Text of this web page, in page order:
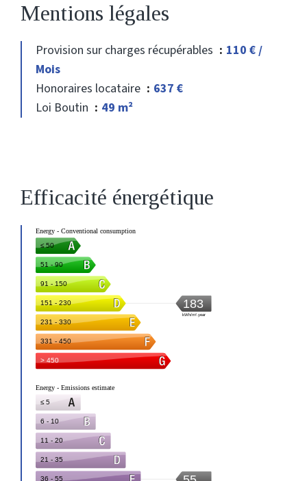
Mentions légales
Provision sur charges récupérables
110 € /
Mois
Honoraires locataire
637 €
Loi Boutin
49 m²
Efficacité énergétique